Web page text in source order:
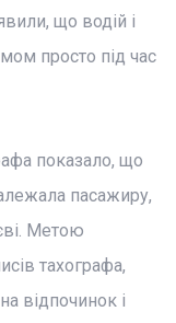
що водій і
просто під час
показало, що
пасажиру,
Метою
тахографа,
відпочинок і